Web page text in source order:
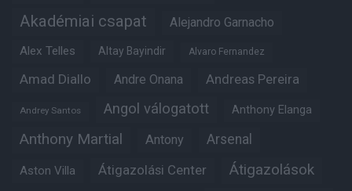
Akadémiai csapat Alejandro Garnacho
Alex Telles Altay Bayindir Alvaro Fernandez
Amad Diallo Andre Onana Andreas Pereira
Andrey Santos Angol válogatott Anthony Elanga
Anthony Martial Antony Arsenal
Aston Villa Átigazolási Center Átigazolások